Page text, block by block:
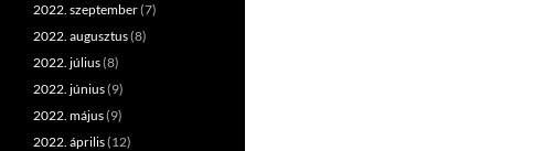
2022. szeptember(7)
2022. augusztus(8)
2022. július(8)
2022. június(9)
2022. május(9)
2022. április(12)